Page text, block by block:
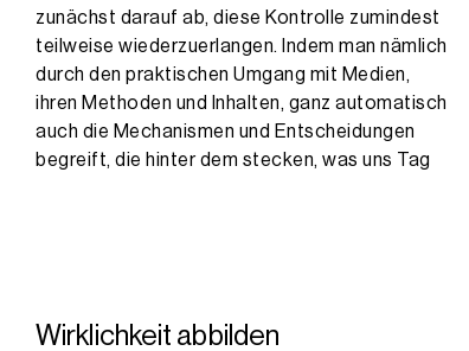
zunächst darauf ab, diese Kontrolle zumindest
teilweise wiederzuerlangen. Indem man nämlich
durch den praktischen Umgang mit Medien,
ihren Methoden und Inhalten, ganz automatisch
auch die Mechanismen und Entscheidungen
begreift, die hinter dem stecken, was uns Tag
Wirklichkeit abbilden